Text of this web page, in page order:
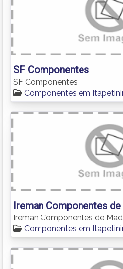
SF Componentes
SF Componentes
Componentes em
Ireman Componentes
Ireman Componentes de
Componentes em